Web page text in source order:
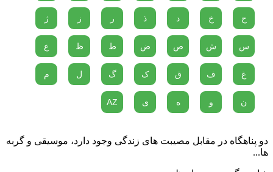
ح خ د ذ ر ز ژ
س ش ص ض ط ظ ع
غ ف ق ک گ ل م
ن و ه ی AZ
دو پناهگاه در مقابل مصیبت های زندگی وجود دارد، موسیقی و گربه
ها...